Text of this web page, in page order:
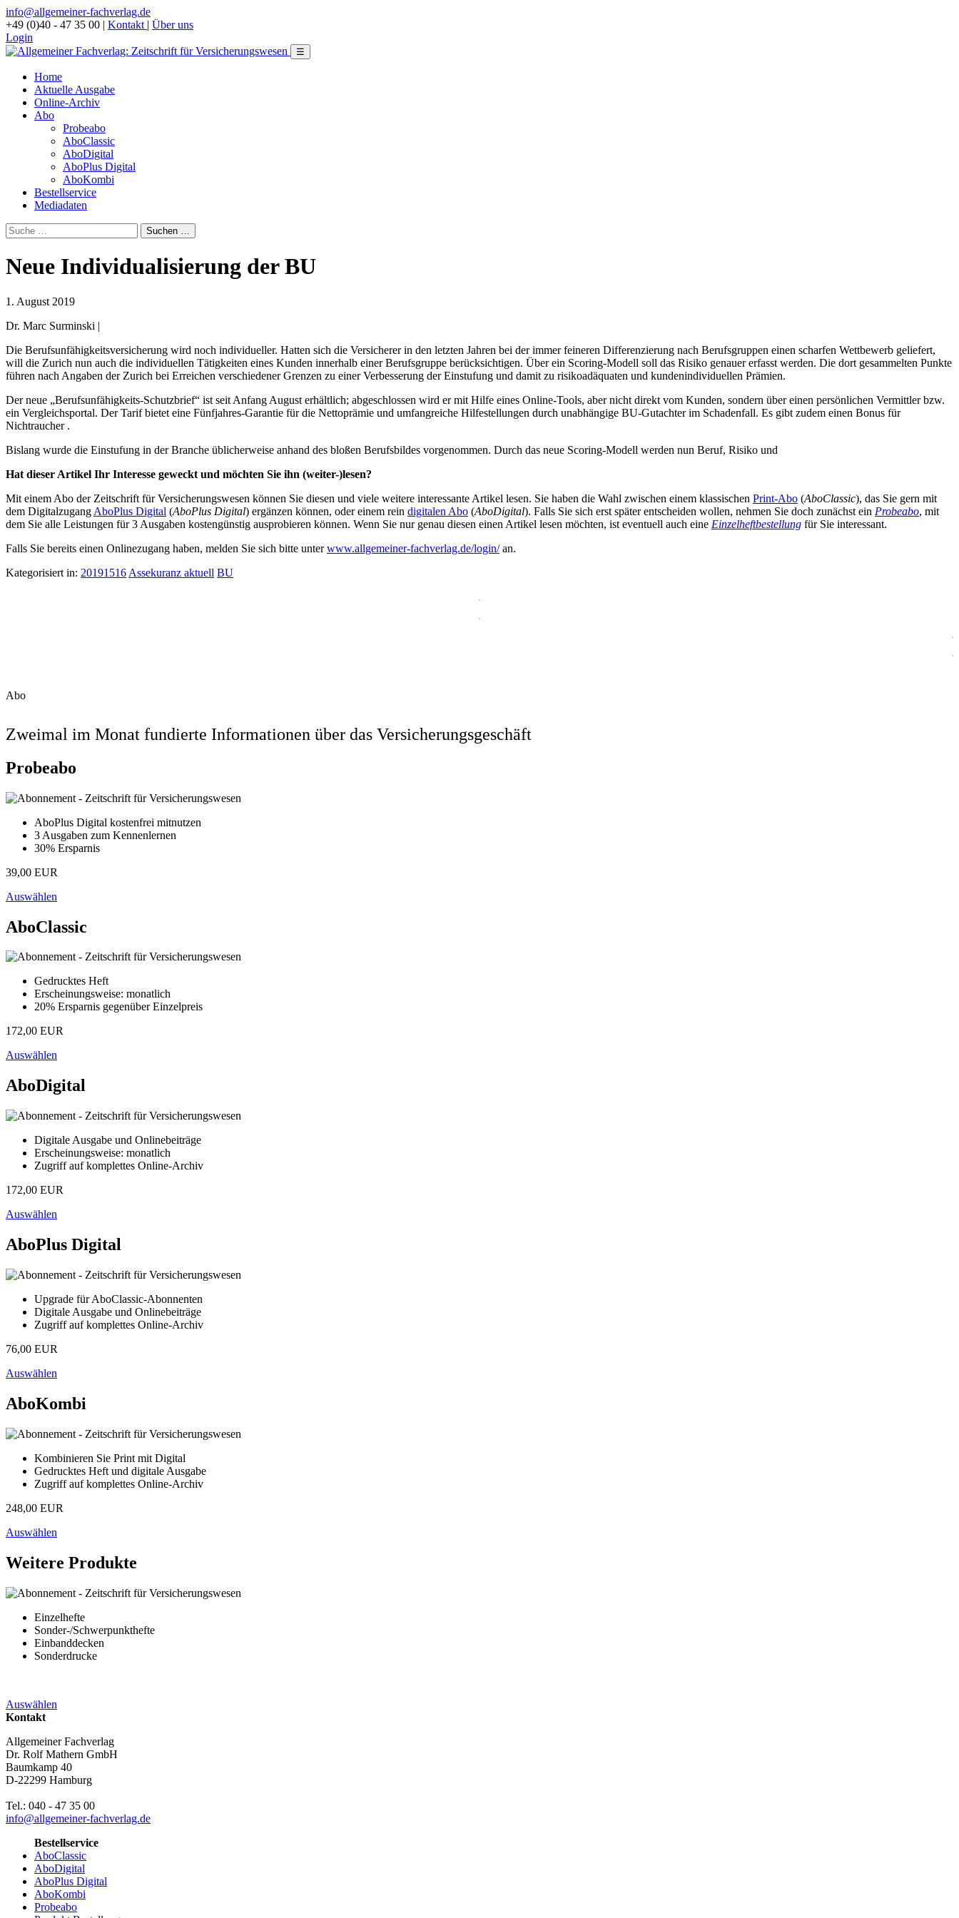
info@allgemeiner-fachverlag.de
+49 (0)40 - 47 35 00 | Kontakt | Über uns
Login
☰
Home
Aktuelle Ausgabe
Online-Archiv
Abo
Probeabo
AboClassic
AboDigital
AboPlus Digital
AboKombi
Bestellservice
Mediadaten
Neue Individualisierung der BU
1. August 2019
Dr. Marc Surminski |
Die Berufsunfähigkeitsversicherung wird noch individueller. Hatten sich die Versicherer in den letzten Jahren bei der immer feineren Differenzierung nach Berufsgruppen einen scharfen Wettbewerb geliefert,
will die Zurich nun auch die individuellen Tätigkeiten eines Kunden innerhalb einer Berufsgruppe berücksichtigen. Über ein Scoring-Modell soll das Risiko genauer erfasst werden. Die dort gesammelten Punkte
führen nach Angaben der Zurich bei Erreichen verschiedener Grenzen zu einer Verbesserung der Einstufung und damit zu risikoadäquaten und kundenindividuellen Prämien.
Der neue „Berufsunfähigkeits-Schutzbrief“ ist seit Anfang August erhältlich; abgeschlossen wird er mit Hilfe eines Online-Tools, aber nicht direkt vom Kunden, sondern über einen persönlichen Vermittler bzw.
ein Vergleichsportal. Der Tarif bietet eine Fünfjahres-Garantie für die Nettoprämie und umfangreiche Hilfestellungen durch unabhängige BU-Gutachter im Schadenfall. Es gibt zudem einen Bonus für
Nichtraucher .
Bislang wurde die Einstufung in der Branche üblicherweise anhand des bloßen Berufsbildes vorgenommen. Durch das neue Scoring-Modell werden nun Beruf, Risiko und
Hat dieser Artikel Ihr Interesse geweckt und möchten Sie ihn (weiter-)lesen?
Mit einem Abo der Zeitschrift für Versicherungswesen können Sie diesen und viele weitere interessante Artikel lesen. Sie haben die Wahl zwischen einem klassischen Print-Abo (AboClassic), das Sie gern mit
dem Digitalzugang AboPlus Digital (AboPlus Digital) ergänzen können, oder einem rein digitalen Abo (AboDigital). Falls Sie sich erst später entscheiden wollen, nehmen Sie doch zunächst ein Probeabo, mit
dem Sie alle Leistungen für 3 Ausgaben kostengünstig ausprobieren können. Wenn Sie nur genau diesen einen Artikel lesen möchten, ist eventuell auch eine Einzelheftbestellung für Sie interessant.
Falls Sie bereits einen Onlinezugang haben, melden Sie sich bitte unterwww.allgemeiner-fachverlag.de/login/an.
Kategorisiert in: 20191516 Assekuranz aktuell BU
Abo
Zweimal im Monat fundierte Informationen über das Versicherungsgeschäft
Probeabo
AboPlus Digital kostenfrei mitnutzen
3 Ausgaben zum Kennenlernen
30% Ersparnis
39,00 EUR
Auswählen
AboClassic
Gedrucktes Heft
Erscheinungsweise: monatlich
20% Ersparnis gegenüber Einzelpreis
172,00 EUR
Auswählen
AboDigital
Digitale Ausgabe und Onlinebeiträge
Erscheinungsweise: monatlich
Zugriff auf komplettes Online-Archiv
172,00 EUR
Auswählen
AboPlus Digital
Upgrade für AboClassic-Abonnenten
Digitale Ausgabe und Onlinebeiträge
Zugriff auf komplettes Online-Archiv
76,00 EUR
Auswählen
AboKombi
Kombinieren Sie Print mit Digital
Gedrucktes Heft und digitale Ausgabe
Zugriff auf komplettes Online-Archiv
248,00 EUR
Auswählen
Weitere Produkte
Einzelhefte
Sonder-/Schwerpunkthefte
Einbanddecken
Sonderdrucke
Auswählen
Kontakt
Allgemeiner Fachverlag
Dr. Rolf Mathern GmbH
Baumkamp 40
D-22299 Hamburg
Tel.: 040 - 47 35 00
info@allgemeiner-fachverlag.de
Bestellservice
AboClassic
AboDigital
AboPlus Digital
AboKombi
Probeabo